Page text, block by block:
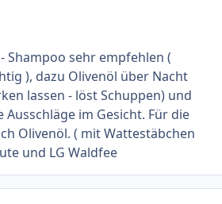
Shampoo sehr empfehlen (
), dazu Olivenöl über Nacht
lassen - löst Schuppen) und
im Gesicht. Für die
Olivenöl. ( mit Wattestäbchen
und LG Waldfee